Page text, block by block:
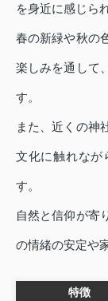
を身近に感じら
春の新緑や秋の
楽しみを通して
す。
また、近くの神
文化に触れなが
す。
自然と信仰が寄
の情緒の安定や
特徴